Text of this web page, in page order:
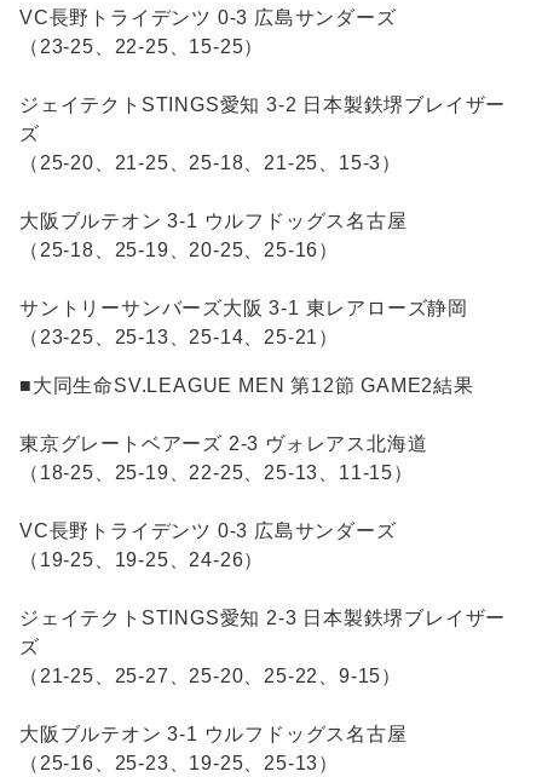
VC長野トライデンツ 0-3 広島サンダーズ
（23-25、22-25、15-25）
ジェイテクトSTINGS愛知 3-2 日本製鉄堺ブレイザー
ズ
（25-20、21-25、25-18、21-25、15-3）
大阪ブルテオン 3-1 ウルフドッグス名古屋
（25-18、25-19、20-25、25-16）
サントリーサンバーズ大阪 3-1 東レアローズ静岡
（23-25、25-13、25-14、25-21）
■大同生命SV.LEAGUE MEN 第12節 GAME2結果
東京グレートベアーズ 2-3 ヴォレアス北海道
（18-25、25-19、22-25、25-13、11-15）
VC長野トライデンツ 0-3 広島サンダーズ
（19-25、19-25、24-26）
ジェイテクトSTINGS愛知 2-3 日本製鉄堺ブレイザー
ズ
（21-25、25-27、25-20、25-22、9-15）
大阪ブルテオン 3-1 ウルフドッグス名古屋
（25-16、25-23、19-25、25-13）